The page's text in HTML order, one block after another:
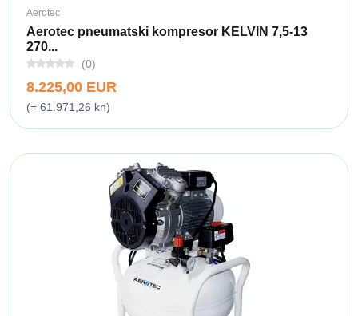
Aerotec
Aerotec pneumatski kompresor KELVIN 7,5-13
270...
(0)
8.225,00 EUR
(= 61.971,26 kn)